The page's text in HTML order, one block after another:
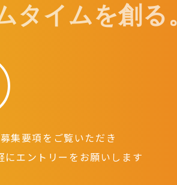
タイムを創る
集要項をご覧いただき
にエントリーをお願いします